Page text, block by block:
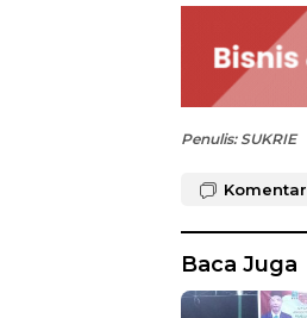
Penulis: SUKRIE
Komentar
Baca Juga